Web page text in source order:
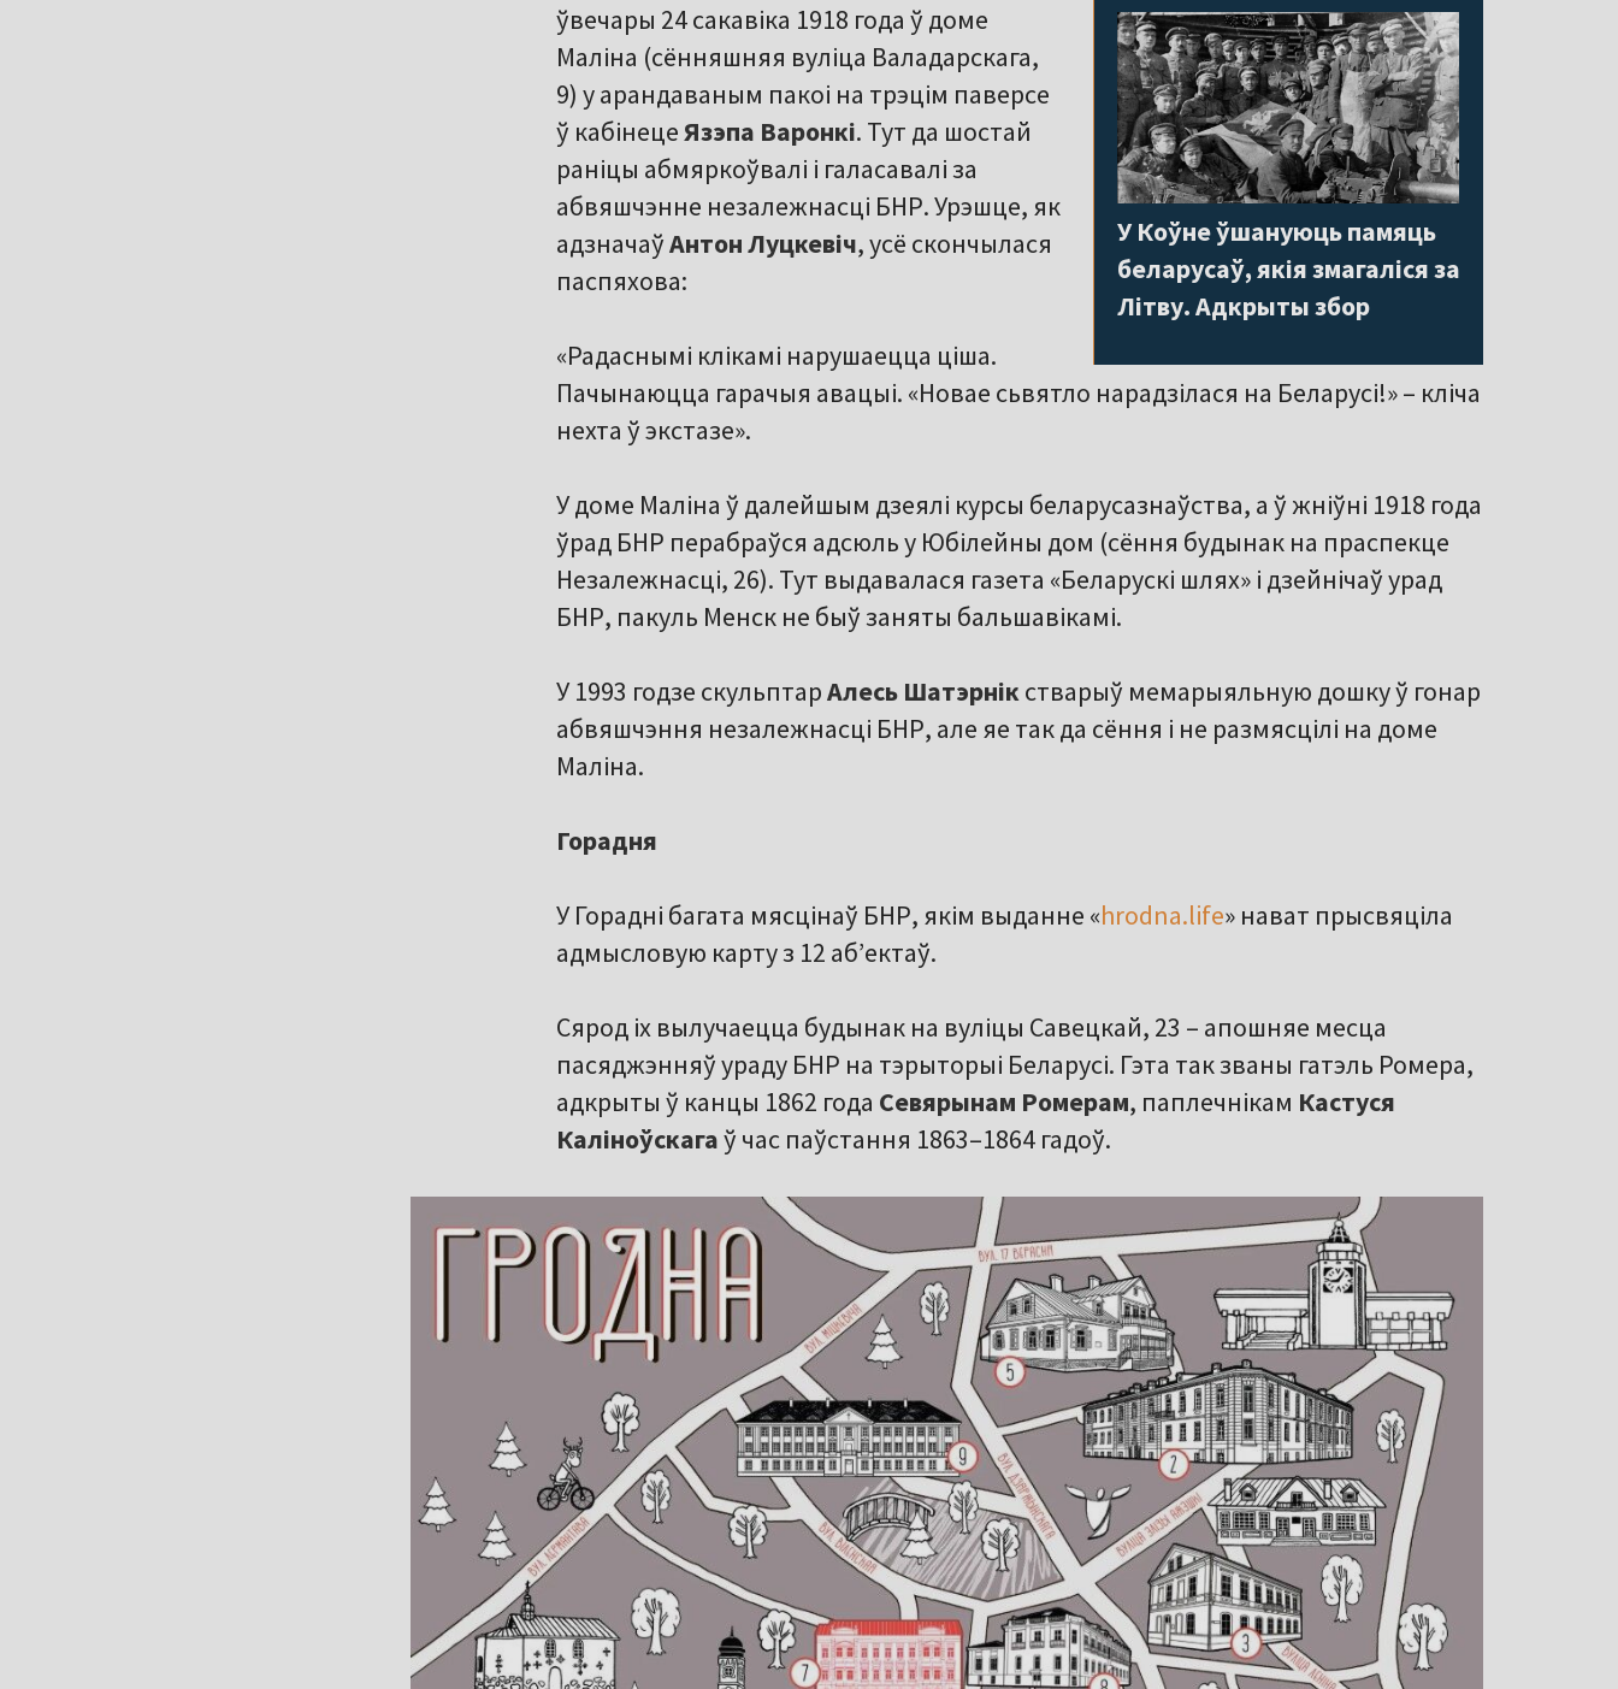
У Коўне ўшануюць памяць
беларусаў, якія змагаліся за
Літву. Адкрыты збор
ўвечары 24 сакавіка 1918 года ў доме
Маліна (сённяшняя вуліца Валадарскага,
9) у арандаваным пакоі на трэцім паверсе
ў кабінецеЯзэпа Варонкі. Тут да шостай
раніцы абмяркоўвалі і галасавалі за
абвяшчэнне незалежнасці БНР. Урэшце, як
адзначаўАнтон Луцкевіч, усё скончылася
паспяхова:
«Радаснымі клікамі нарушаецца ціша.
Пачынаюцца гарачыя авацыі. «Новае сьвятло нарадзілася на Беларусі!» – кліча
нехта ў экстазе».
У доме Маліна ў далейшым дзеялі курсы беларусазнаўства, а ў жніўні 1918 года
ўрад БНР перабраўся адсюль у Юбілейны дом (сёння будынак на праспекце
Незалежнасці, 26). Тут выдавалася газета «Беларускі шлях» і дзейнічаў урад
БНР, пакуль Менск не быў заняты бальшавікамі.
У 1993 годзе скульптарАлесь Шатэрнікстварыў мемарыяльную дошку ў гонар
абвяшчэння незалежнасці БНР, але яе так да сёння і не размясцілі на доме
Маліна.
Горадня
У Горадні багата мясцінаў БНР, якім выданне «hrodna.life» нават прысвяціла
адмысловую карту з 12 аб’ектаў.
Сярод іх вылучаецца будынак на вуліцы Савецкай, 23 – апошняе месца
пасяджэнняў ураду БНР на тэрыторыі Беларусі. Гэта так званы гатэль Ромера,
адкрыты ў канцы 1862 года Севярынам Ромерам, паплечнікам Кастуся
Каліноўскагаў час паўстання 1863–1864 гадоў.